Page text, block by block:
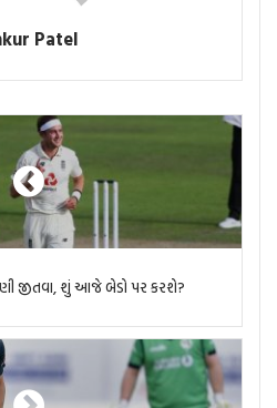
Patel
જીતવા, શું આજે બેડો પર કરશે?